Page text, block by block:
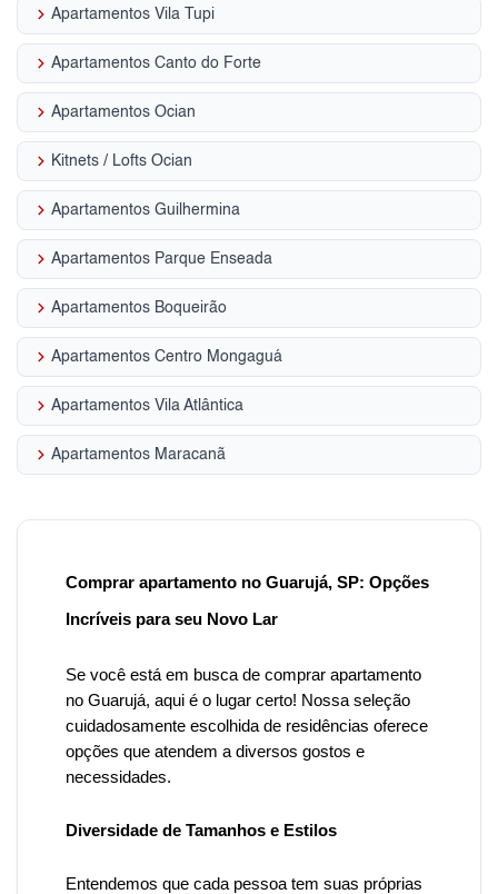
keyboard_arrow_right Apartamentos Vila Tupi
keyboard_arrow_right Apartamentos Canto do Forte
keyboard_arrow_right Apartamentos Ocian
keyboard_arrow_right Kitnets / Lofts Ocian
keyboard_arrow_right Apartamentos Guilhermina
keyboard_arrow_right Apartamentos Parque Enseada
keyboard_arrow_right Apartamentos Boqueirão
keyboard_arrow_right Apartamentos Centro Mongaguá
keyboard_arrow_right Apartamentos Vila Atlântica
keyboard_arrow_right Apartamentos Maracanã
Comprar apartamento no Guarujá, SP: Opções
Incríveis para seu Novo Lar
Se você está em busca de comprar apartamento
no Guarujá, aqui é o lugar certo! Nossa seleção
cuidadosamente escolhida de residências oferece
opções que atendem a diversos gostos e
necessidades.
Diversidade de Tamanhos e Estilos
Entendemos que cada pessoa tem suas próprias